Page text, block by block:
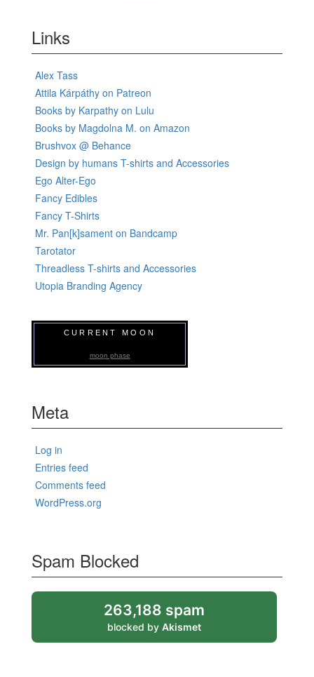
Links
Alex Tass
Attila Kárpáthy on Patreon
Books by Karpathy on Lulu
Books by Magdolna M. on Amazon
Brushvox @ Behance
Design by humans T-shirts and Accessories
Ego Alter-Ego
Fancy Edibles
Fancy T-Shirts
Mr. Pan[k]sament on Bandcamp
Tarotator
Threadless T-shirts and Accessories
Utopia Branding Agency
CURRENT MOON
moon phase
Meta
Log in
Entries feed
Comments feed
WordPress.org
Spam Blocked
263,188 spam
blocked by Akismet